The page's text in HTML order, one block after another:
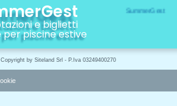
e biglietti
per piscine estive
by Siteland Srl - P.Iva 03249400270